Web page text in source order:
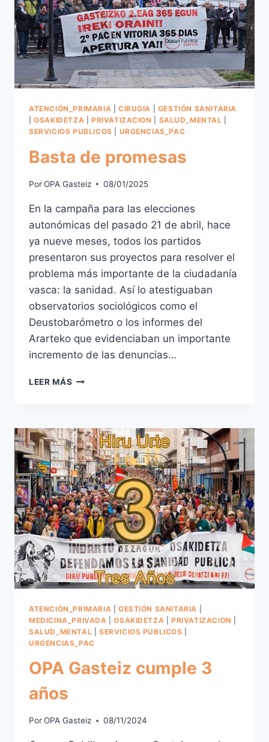
ATENCIÓN_PRIMARIA CIRUGIA
GESTIÓN SANITARIA
|OSAKIDETZA PRIVATIZACION SALUD_MENTAL
SERVICIOS PUBLICOS
URGENCIAS_PAC
Basta de promesas
PorOPA Gasteiz 08/01/2025
En la campaña para las elecciones
autonómicas del pasado 21 de abril, hace
ya nueve meses, todos los partidos
presentaron sus proyectos para resolver el
problema más importante de la ciudadanía
vasca: la sanidad. Así lo atestiguaban
observatorios sociológicos como el
Deustobarómetro o los informes del
Ararteko que evidenciaban un importante
incremento de las denuncias…
LEER MÁS BASTA
ATENCIÓN_PRIMARIA GESTIÓN SANITARIA
MEDICINA_PRIVADA
|OSAKIDETZA |PRIVATIZACION
SALUD_MENTAL
SERVICIOS PUBLICOS
URGENCIAS_PAC
OPA Gasteiz cumple 3
años
PorOPA Gasteiz 08/11/2024